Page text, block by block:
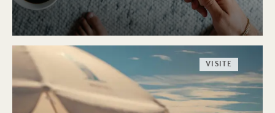
VISITE